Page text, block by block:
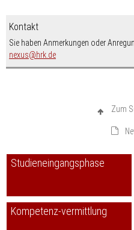
Kontakt
Sie haben Anmerkungen oder
nexus
nospam-
hrk.de
Zum
Studieneingangsphase
Kompetenz-vermittlung